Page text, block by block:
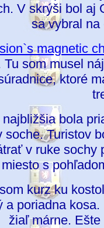
V skrýši bol aj
sa vybral
magnetic
Tu som musel
ktoré
bola
soche. Turistov
v ruke sochy
miesto s
kurz ku
a poriadna
žiaľ márne.